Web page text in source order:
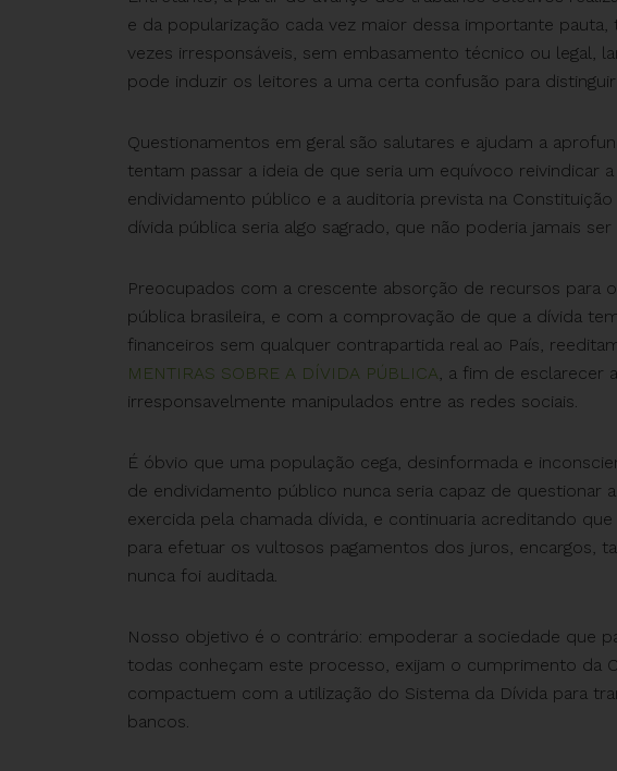
e da popularização cada vez maior dessa importante
vezes irresponsáveis, sem embasamento técnico ou legal,
pode induzir os leitores a uma certa confusão para
Questionamentos em geral são salutares e ajudam a
tentam passar a ideia de que seria um equívoco reivindicar
endividamento público e a auditoria prevista na
dívida pública seria algo sagrado, que não poderia jamais ser
Preocupados com a crescente absorção de recursos para
pública brasileira, e com a comprovação de que a dívida
financeiros sem qualquer contrapartida real ao País,
MENTIRAS SOBRE A DÍVIDA PÚBLICA, a fim de esclarecer
irresponsavelmente manipulados entre as redes sociais.
É óbvio que uma população cega, desinformada e
de endividamento público nunca seria capaz de questionar
exercida pela chamada dívida, e continuaria acreditando
para efetuar os vultosos pagamentos dos juros, encargos,
nunca foi auditada.
Nosso objetivo é o contrário: empoderar a sociedade que
todas conheçam este processo, exijam o cumprimento da
compactuem com a utilização do Sistema da Dívida para
bancos.